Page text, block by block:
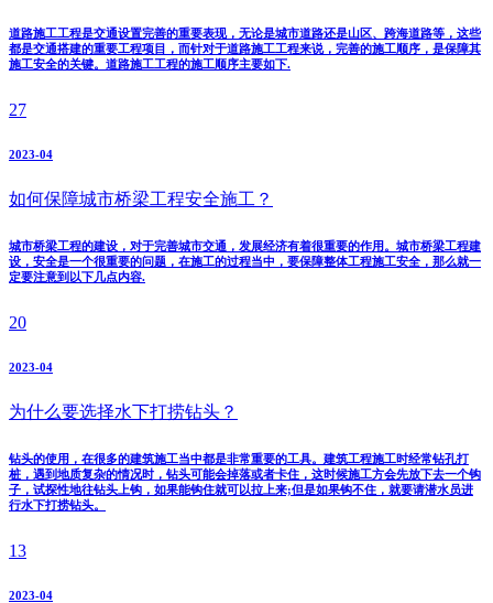
道路施工工程是交通设置完善的重要表现，无论是城市道路还是山区、跨海道路等，这些
都是交通搭建的重要工程项目，而针对于道路施工工程来说，完善的施工顺序，是保障其
施工安全的关键。道路施工工程的施工顺序主要如下.
27
2023-04
如何保障城市桥梁工程安全施工？
城市桥梁工程的建设，对于完善城市交通，发展经济有着很重要的作用。城市桥梁工程建
设，安全是一个很重要的问题，在施工的过程当中，要保障整体工程施工安全，那么就一
定要注意到以下几点内容.
20
2023-04
为什么要选择水下打捞钻头？
钻头的使用，在很多的建筑施工当中都是非常重要的工具。建筑工程施工时经常钻孔打
桩，遇到地质复杂的情况时，钻头可能会掉落或者卡住，这时候施工方会先放下去一个钩
子，试探性地往钻头上钩，如果能钩住就可以拉上来;但是如果钩不住，就要请潜水员进
行水下打捞钻头。
13
2023-04